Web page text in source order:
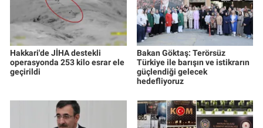
Hakkari'de JİHA destekli
operasyonda 253 kilo esrar ele
geçirildi
Bakan Göktaş: Terörsüz
Türkiye ile barışın ve istikrarın
güçlendiği gelecek
hedefliyoruz